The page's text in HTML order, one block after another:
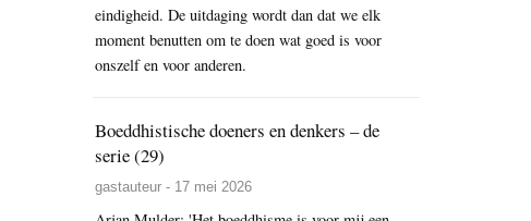
eindigheid. De uitdaging wordt dan dat we elk
moment benutten om te doen wat goed is voor
onszelf en voor anderen.
Boeddhistische doeners en denkers – de
serie (29)
gastauteur - 17 mei 2026